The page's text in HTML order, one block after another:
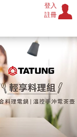
登入
註冊